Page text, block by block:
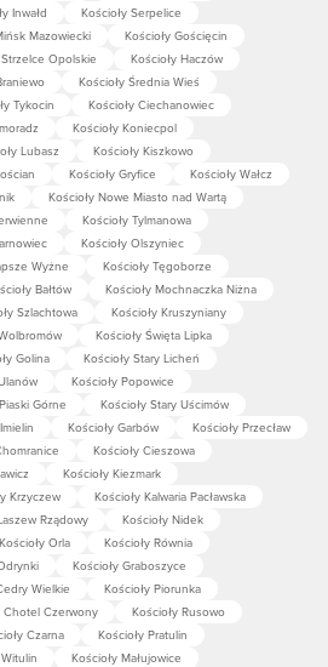
Inwałd
Kościoły Serpelice
Mazowiecki
Kościoły Gościęcin
Opolskie
Kościoły Haczów
Kościoły Średnia Wieś
Tykocin
Kościoły Ciechanowiec
Kościoły Koniecpol
Lubasz
Kościoły Kiszkowo
Kościoły Gryfice
Kościoły Wałcz
Kościoły Nowe Miasto nad Wartą
Kościoły Tylmanowa
Kościoły Olszyniec
Wyżne
Kościoły Tęgoborze
Bałtów
Kościoły Mochnaczka Niżna
Szlachtowa
Kościoły Kruszyniany
Kościoły Święta Lipka
Golina
Kościoły Stary Licheń
Kościoły Popowice
Górne
Kościoły Stary Uścimów
Kościoły Garbów
Kościoły Przecław
Kościoły Cieszowa
Kościoły Kiezmark
Krzyczew
Kościoły Kalwaria Pacławska
Rządowy
Kościoły Nidek
Kościoły Orla
Kościoły Równia
Kościoły Graboszyce
Wielkie
Kościoły Piorunka
Chotel Czerwony
Kościoły Rusowo
Czarna
Kościoły Pratulin
Kościoły Małujowice